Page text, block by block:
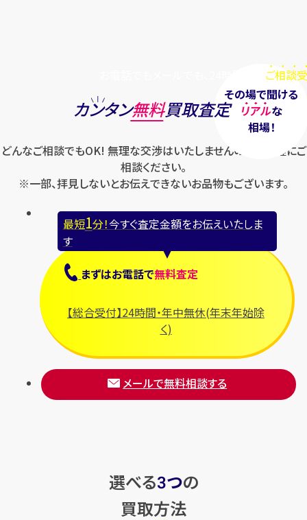
ご相談
その場で聞ける
リアルな
相場！
カンタン無料買取査定
どんなご相談でもOK! 無理な交渉はいたしませんのでお気軽にご
相談ください。
※一部、拝見しないとお伝えできないお品物もございます。
最短1分！今すぐ査定金額をお伝えいたしま
す
まずはお電話で無料査定
【総合受付】24時間・年中無休(年末年始除
く)
メールで無料相談する
選べる3つの
買取方法